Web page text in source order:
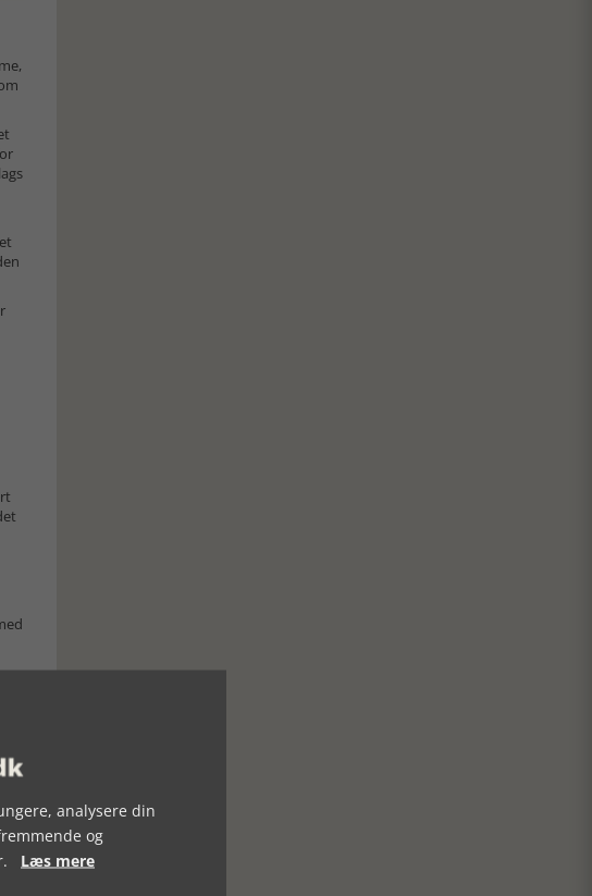
analysere din
og
Læs mere